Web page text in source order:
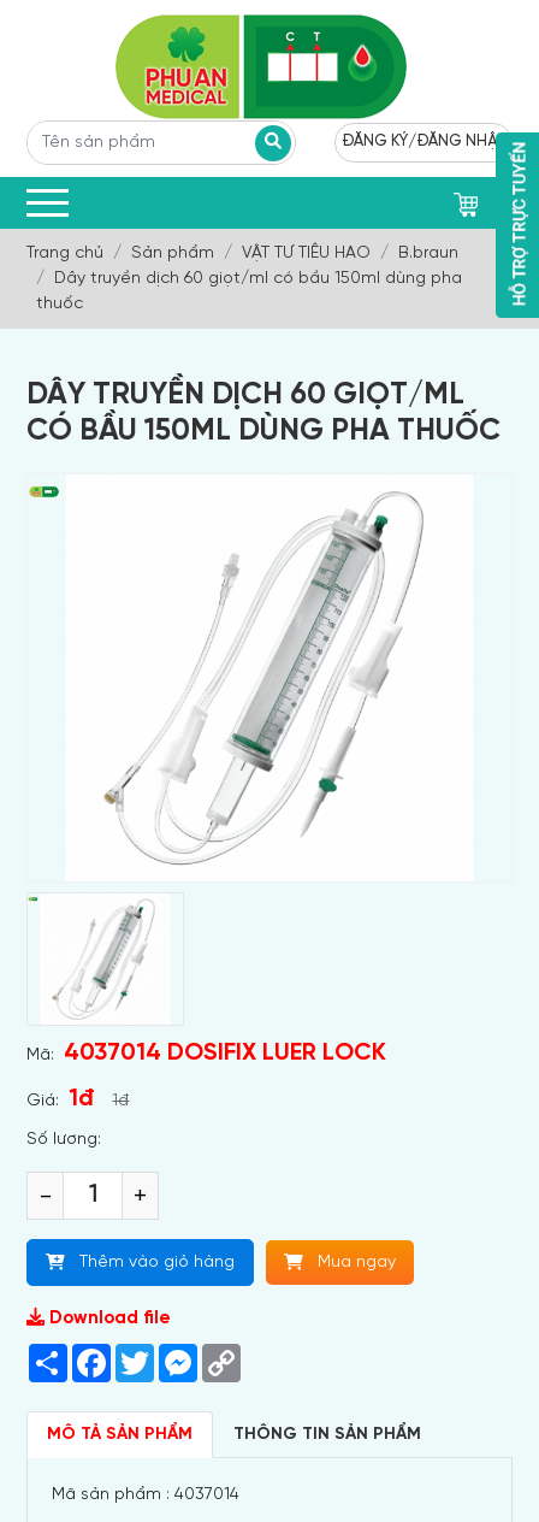
ĐĂNG KÝ/ĐĂNG NHẬP
Trang chủ Sản phẩm VẬT TƯ TIÊU HAO
B.braun
Dây truyền dịch 60 giọt/ml có bầu 150ml dùng pha
thuốc
DÂY TRUYỀN DỊCH 60 GIỌT/ML
CÓ BẦU 150ML DÙNG PHA THUỐC
Mã: 4037014 DOSIFIX LUER LOCK
Giá: 1đ 1đ
Số lương:
- +
Thêm vào giỏ hàng Mua ngay
Download file
Share Facebook
TwitterMessenger
MÔ TẢ SẢN PHẨM THÔNG TIN SẢN PHẨM
Mã sản phẩm : 4037014